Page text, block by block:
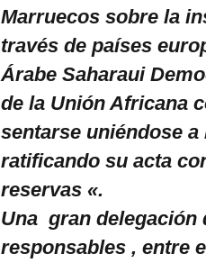
Marruecos sobre la
través de países
Árabe Saharaui
de la Unión Africana
sentarse uniéndose
ratificando su acta
reservas «.
Una gran delegación
responsables , entre